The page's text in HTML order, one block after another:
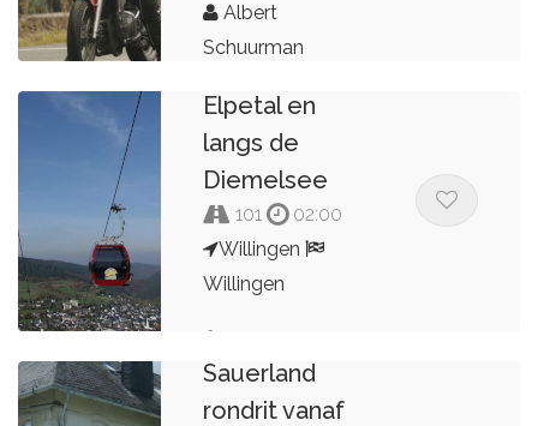
Albert
Schuurman
Door het
Elpetal en
langs de
Diemelsee
101
02:00
Willingen
Willingen
Schuurman
Sauerland
rondrit vanaf